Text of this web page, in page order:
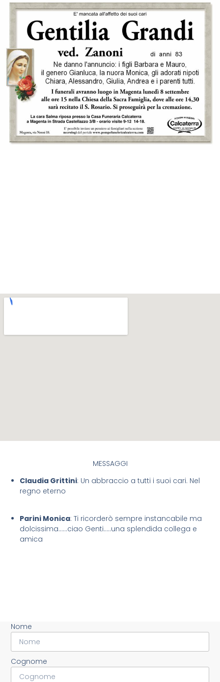
MESSAGGI
Claudia Grittini: Un abbraccio a tutti i suoi cari. Nel
regno eterno
Parini Monica: Ti ricorderò sempre instancabile ma
dolcissima……ciao Genti…..una splendida collega e
amica
Nome
Cognome